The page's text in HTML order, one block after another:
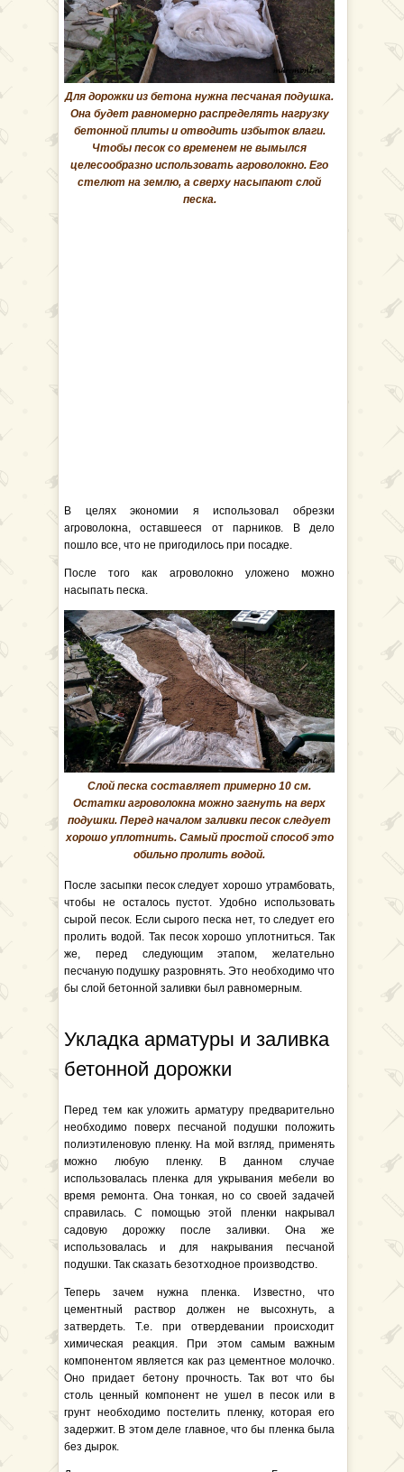
Для дорожки из бетона нужна песчаная подушка.
Она будет равномерно распределять нагрузку
бетонной плиты и отводить избыток влаги.
Чтобы песок со временем не вымылся
целесообразно использовать агроволокно. Его
стелют на землю, а сверху насыпают слой
песка.
В целях экономии я использовал обрезки
агроволокна, оставшееся от парников. В дело
пошло все, что не пригодилось при посадке.
После того как агроволокно уложено можно
насыпать песка.
Слой песка составляет примерно 10 см.
Остатки агроволокна можно загнуть на верх
подушки. Перед началом заливки песок следует
хорошо уплотнить. Самый простой способ это
обильно пролить водой.
После засыпки песок следует хорошо утрамбовать,
чтобы не осталось пустот. Удобно использовать
сырой песок. Если сырого песка нет, то следует его
пролить водой. Так песок хорошо уплотниться. Так
же, перед следующим этапом, желательно
песчаную подушку разровнять. Это необходимо что
бы слой бетонной заливки был равномерным.
Укладка арматуры и заливка
бетонной дорожки
Перед тем как уложить арматуру предварительно
необходимо поверх песчаной подушки положить
полиэтиленовую пленку. На мой взгляд, применять
можно любую пленку. В данном случае
использовалась пленка для укрывания мебели во
время ремонта. Она тонкая, но со своей задачей
справилась. С помощью этой пленки накрывал
садовую дорожку после заливки. Она же
использовалась и для накрывания песчаной
подушки. Так сказать безотходное производство.
Теперь зачем нужна пленка. Известно, что
цементный раствор должен не высохнуть, а
затвердеть. Т.е. при отвердевании происходит
химическая реакция. При этом самым важным
компонентом является как раз цементное молочко.
Оно придает бетону прочность. Так вот что бы
столь ценный компонент не ушел в песок или в
грунт необходимо постелить пленку, которая его
задержит. В этом деле главное, что бы пленка была
без дырок.